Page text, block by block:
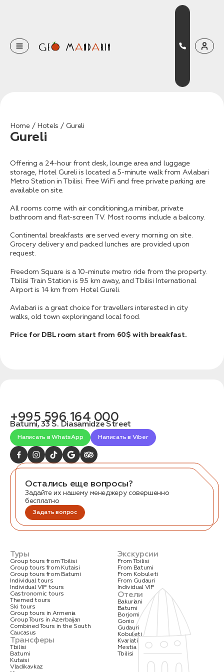
Home Hotels Gureli
Gureli
Offering a 24-hour front desk, lounge area and luggage
storage, Hotel Gureli is located a 5-minute walk from Avlabari
Metro Station in Tbilisi. Free WiFi and free private parking are
available on site.
All rooms come with air conditioning,a minibar, private
bathroom and flat-screen TV. Most rooms include a balcony.
Continental breakfasts are served every morning on site.
Grocery delivery and packed lunches are provided upon
request.
Freedom Square is a 10-minute metro ride from the property.
Tbilisi Train Station is 9.5 km away, and Tbilisi International
Airport is 14 km from Hotel Gureli.
Avlabari is a great choice for travellers interested in city
walks, old town exploringand local food.
Price for DBL room start from 60$ with breakfast.
+995 596 164 000
Batumi, 33 S. Diasamidze Street
Написать в WhatsApp Написать в Viber
Остались еще вопросы?
Задайте их нашему менеджеру совершенно
бесплатно
Задать вопрос
Туры
Group tours from Tbilisi
Group tours from Kutaisi
Group tours from Batumi
Individual tours
Individual VIP tours
Gastronomic tours
Themed tours
Ski tours
Group tours in Armenia
Group Tours in Azerbaijan
Combined Tours in the South
Caucasus
Трансферы
Tbilisi
Batumi
Kutaisi
Vladikavkaz
Экскурсии
From Tbilisi
From Batumi
From Kobuleti
From Gudauri
Individual VIP
Отели
Bakuriani
Batumi
Borjomi
Gonio
Gudauri
Kobuleti
Kvariati
Mestia
Tbilisi
Оставьте свои данные
Наш менеджер скоро свяжется с вами
Нажимая на кнопку, вы соглашаетесь с условиями
Бронирование
Оставьте свои данные, чтобы мы могли
Дата:0
Кол-во человек:0
Оставить заявку
1. Выберите нужный автомобиль
2. Заполните форму
Заказать трансфер
Нажимая на кнопку, вы соглашаетесь с условиями
Политики конфиденциальности
Заявка успешно
отправлена!